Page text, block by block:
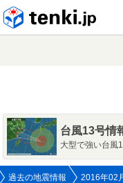
台風13号情
大型で強い台風
過去の地震情報 2016年02